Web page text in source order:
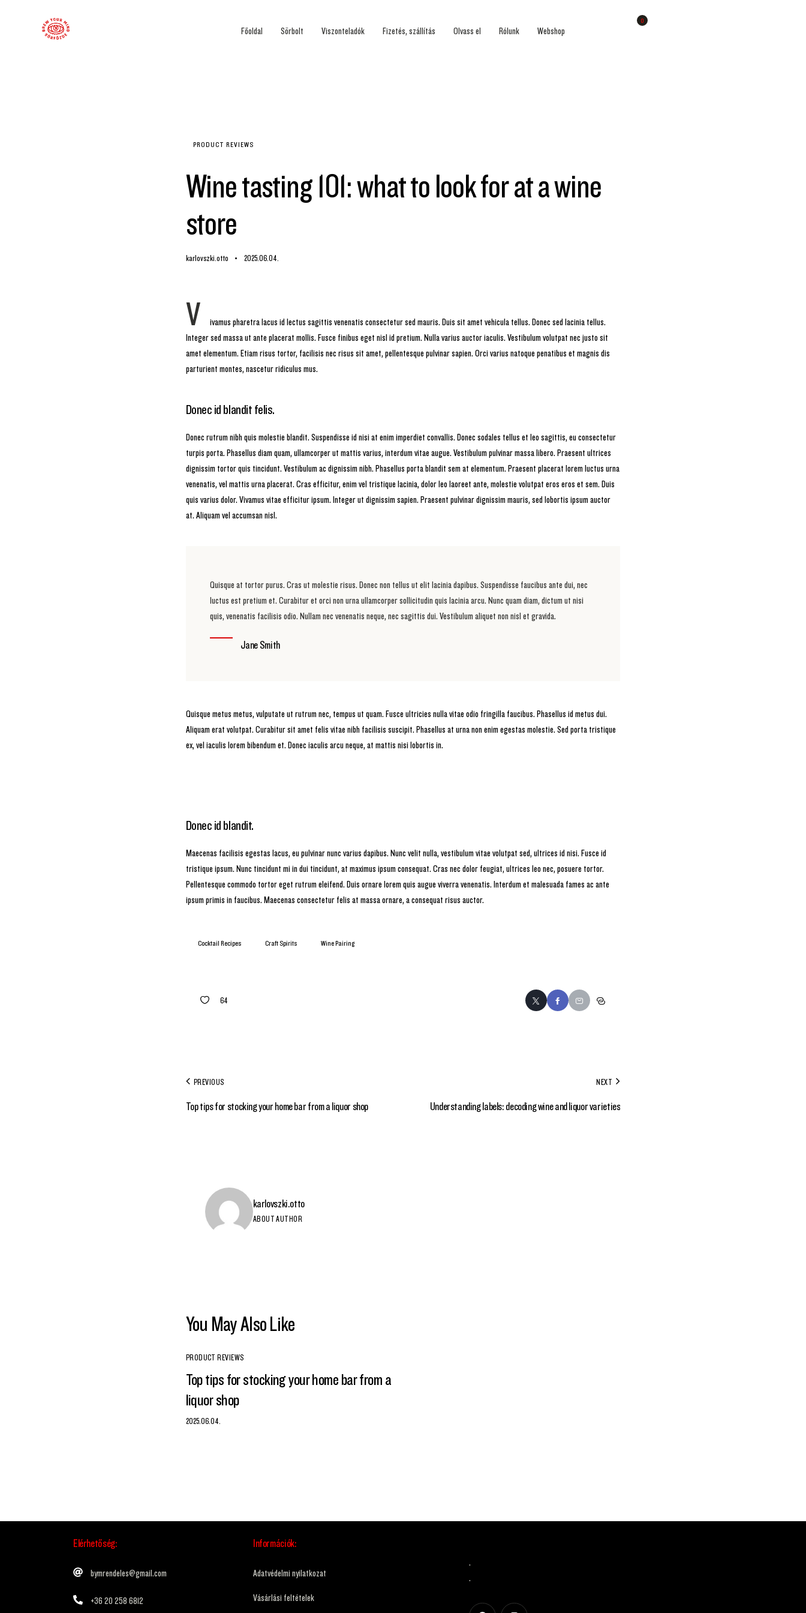
Főoldal Sörbolt Viszonteladók Fizetés, szállítás Olvass el Rólunk Webshop
0
PRODUCT REVIEWS
Wine tasting 101: what to look for at a wine
store
karlovszki.otto 2025.06.04.
V
ivamus pharetra lacus id lectus sagittis venenatis consectetur sed mauris. Duis sit amet vehicula tellus. Donec sed lacinia tellus.
Integer sed massa ut ante placerat mollis. Fusce finibus eget nisl id pretium. Nulla varius auctor iaculis. Vestibulum volutpat nec justo sit
amet elementum. Etiam risus tortor, facilisis nec risus sit amet, pellentesque pulvinar sapien. Orci varius natoque penatibus et magnis dis
parturient montes, nascetur ridiculus mus.
Donec id blandit felis.
Donec rutrum nibh quis molestie blandit. Suspendisse id nisi at enim imperdiet convallis. Donec sodales tellus et leo sagittis, eu consectetur
turpis porta. Phasellus diam quam, ullamcorper ut mattis varius, interdum vitae augue. Vestibulum pulvinar massa libero. Praesent ultrices
dignissim tortor quis tincidunt. Vestibulum ac dignissim nibh. Phasellus porta blandit sem at elementum. Praesent placerat lorem luctus urna
venenatis, vel mattis urna placerat. Cras efficitur, enim vel tristique lacinia, dolor leo laoreet ante, molestie volutpat eros eros et sem. Duis
quis varius dolor. Vivamus vitae efficitur ipsum. Integer ut dignissim sapien. Praesent pulvinar dignissim mauris, sed lobortis ipsum auctor
at. Aliquam vel accumsan nisl.
Quisque at tortor purus. Cras ut molestie risus. Donec non tellus ut elit lacinia dapibus. Suspendisse faucibus ante dui, nec
luctus est pretium et. Curabitur et orci non urna ullamcorper sollicitudin quis lacinia arcu. Nunc quam diam, dictum ut nisi
quis, venenatis facilisis odio. Nullam nec venenatis neque, nec sagittis dui. Vestibulum aliquet non nisl et gravida.
Jane Smith
Quisque metus metus, vulputate ut rutrum nec, tempus ut quam. Fusce ultricies nulla vitae odio fringilla faucibus. Phasellus id metus dui.
Aliquam erat volutpat. Curabitur sit amet felis vitae nibh facilisis suscipit. Phasellus at urna non enim egestas molestie. Sed porta tristique
ex, vel iaculis lorem bibendum et. Donec iaculis arcu neque, at mattis nisi lobortis in.
Donec id blandit.
Maecenas facilisis egestas lacus, eu pulvinar nunc varius dapibus. Nunc velit nulla, vestibulum vitae volutpat sed, ultrices id nisi. Fusce id
tristique ipsum. Nunc tincidunt mi in dui tincidunt, at maximus ipsum consequat. Cras nec dolor feugiat, ultrices leo nec, posuere tortor.
Pellentesque commodo tortor eget rutrum eleifend. Duis ornare lorem quis augue viverra venenatis. Interdum et malesuada fames ac ante
ipsum primis in faucibus. Maecenas consectetur felis at massa ornare, a consequat risus auctor.
Cocktail Recipes Craft Spirits Wine Pairing
64
PREVIOUS
Top tips for stocking your home bar from a liquor shop
NEXT
Understanding labels: decoding wine and liquor varieties
karlovszki.otto
ABOUT AUTHOR
You May Also Like
PRODUCT REVIEWS
Top tips for stocking your home bar from a
liquor shop
2025.06.04.
Elérhetőség:
bymrendeles@gmail.com
+36 20 258 6812
Információk:
Adatvédelmi nyilatkozat
Vásárlási feltételek